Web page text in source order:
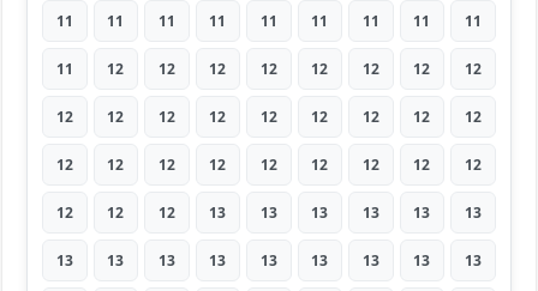
11 11 11 11 11 11 11 11 11
11 12 12 12 12 12 12 12 12
12 12 12 12 12 12 12 12 12
12 12 12 12 12 12 12 12 12
12 12 12 13 13 13 13 13 13
13 13 13 13 13 13 13 13 13